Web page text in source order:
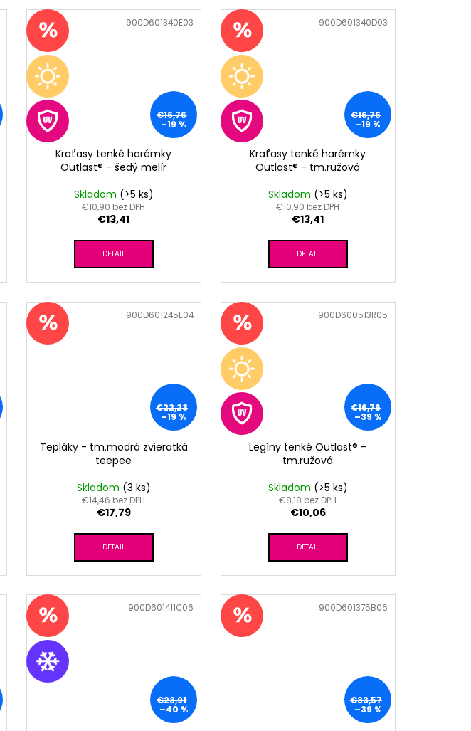
€16,76
–19 %
Kraťasy tenké harémky
Outlast® - šedý melír
Skladom (>5 ks)
€10,90 bez DPH
€13,41
DETAIL
900D601340E03
€16,76
–19 %
Kraťasy tenké harémky
Outlast® - tm.ružová
Skladom (>5 ks)
€10,90 bez DPH
€13,41
DETAIL
900D601340D03
€22,23
–19 %
Tepláky - tm.modrá zvieratká
teepee
Skladom (3 ks)
€14,46 bez DPH
€17,79
DETAIL
900D601245E04
€16,76
–39 %
Legíny tenké Outlast® -
tm.ružová
Skladom (>5 ks)
€8,18 bez DPH
€10,06
DETAIL
900D600513R05
€23,91
–40 %
900D601411C06
€33,57
–39 %
900D601375B06